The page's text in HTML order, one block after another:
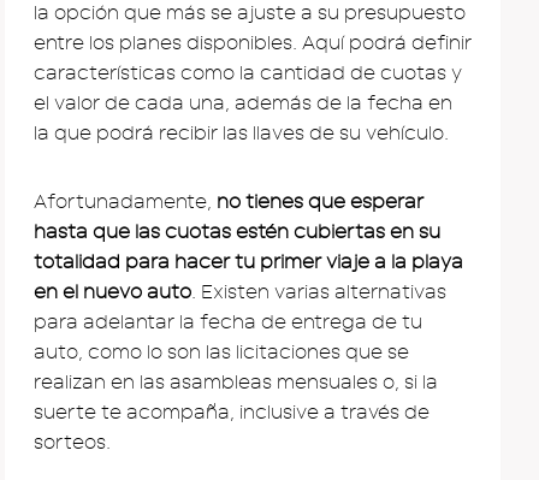
la opción que más se ajuste a su presupuesto
entre los planes disponibles. Aquí podrá definir
características como la cantidad de cuotas y
el valor de cada una, además de la fecha en
la que podrá recibir las llaves de su vehículo.
Afortunadamente, no tienes que esperar
hasta que las cuotas estén cubiertas en su
totalidad para hacer tu primer viaje a la playa
en el nuevo auto. Existen varias alternativas
para adelantar la fecha de entrega de tu
auto, como lo son las licitaciones que se
realizan en las asambleas mensuales o, si la
suerte te acompaña, inclusive a través de
sorteos.